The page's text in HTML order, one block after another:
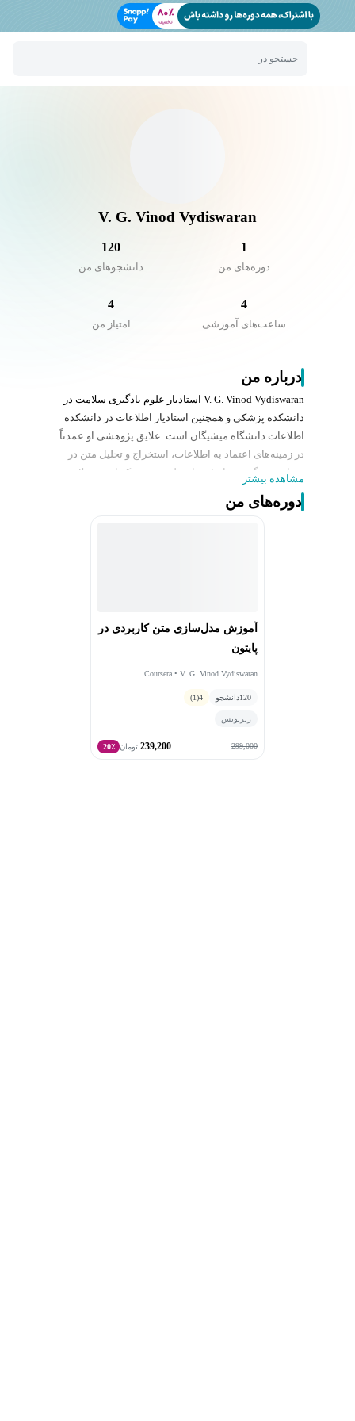
جستجو در
V. G. Vinod Vydiswaran
1
دوره‌های من
120
دانشجو‌های من
4
ساعت‌های آموزشی
4
امتیاز من
درباره من
V. G. Vinod Vydiswaran استادیار علوم یادگیری سلامت در
دانشکده پزشکی و همچنین استادیار اطلاعات در دانشکده
اطلاعات دانشگاه میشیگان است. علایق پژوهشی او عمدتاً
در زمینه‌های اعتماد به اطلاعات، استخراج و تحلیل متن در
مقیاس بزرگ و پردازش زبان طبیعی متمرکز است. علاوه بر
این، او به داده‌کاوی، استخراج اطلاعات، یادگیری ماشین،
ساخت سیستم‌های یادگیری سلامت و کار بر روی برنامه‌های
به‌طور خاص به تحلیل اطلاعات متنی پزشکی آنلاین برای
استنتاج اعتبار منابع و ادعاهایی که مطرح می‌کنند، علاقمند
است. از طریق کارهای خود، او به دنبال کمک به درک و کاربرد
اطلاعات قابل اعتماد در حوزه سلامت است و در نهایت به
بهبود نتایج سلامت از طریق تصمیم‌گیری‌های آگاهانه کمک
مشاهده بیشتر
دوره‌های من
آموزش مدل‌سازی متن کاربردی در
پایتون
Coursera • V. G. Vinod Vydiswaran
120دانشجو 4
(1)
زیرنویس
299,000
239,200 تومان 20٪